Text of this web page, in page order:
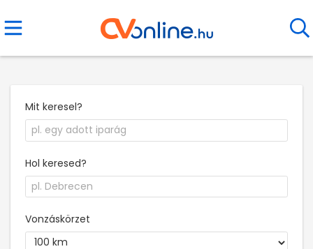
Mit keresel?
Hol keresed?
Vonzáskörzet